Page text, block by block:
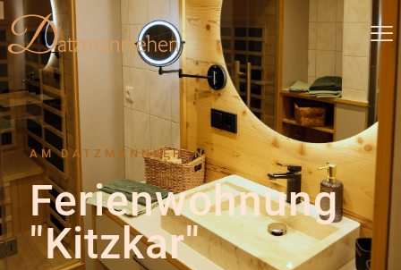
AM DATZMANNLEHEN
Ferienwohnung
"Kitzkar"